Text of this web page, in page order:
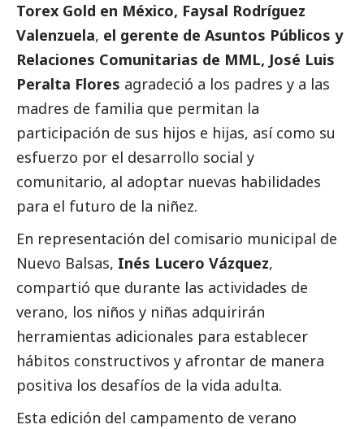
Torex Gold en México, Faysal Rodríguez
Valenzuela, el gerente de Asuntos Públicos y
Relaciones Comunitarias de MML, José Luis
Peralta Flores agradeció a los padres y a las
madres de familia que permitan la
participación de sus hijos e hijas, así como su
esfuerzo por el desarrollo social y
comunitario, al adoptar nuevas habilidades
para el futuro de la niñez.
En representación del comisario municipal de
Nuevo Balsas, Inés Lucero Vázquez,
compartió que durante las actividades de
verano, los niños y niñas adquirirán
herramientas adicionales para establecer
hábitos constructivos y afrontar de manera
positiva los desafíos de la vida adulta.
Esta edición del campamento de verano